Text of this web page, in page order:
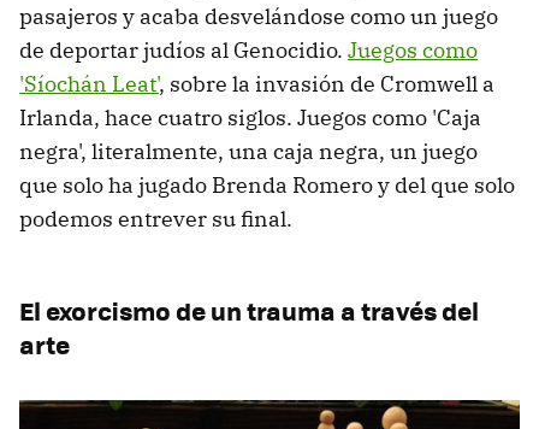
pasajeros y acaba desvelándose como un juego
de deportar judíos al Genocidio. Juegos como
'Síochán Leat', sobre la invasión de Cromwell a
Irlanda, hace cuatro siglos. Juegos como 'Caja
negra', literalmente, una caja negra, un juego
que solo ha jugado Brenda Romero y del que solo
podemos entrever su final.
El exorcismo de un trauma a través del
arte